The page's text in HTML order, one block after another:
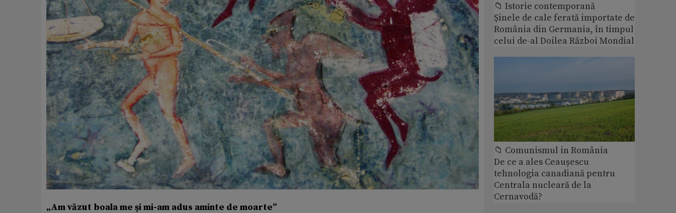
„Am văzut boala me şi mi-am adus aminte de moarte”
📁 Istorie contemporană
Șinele de cale ferată importate de
România din Germania, în timpul
celui de-al Doilea Război Mondial
📁 Comunismul in România
De ce a ales Ceaușescu
tehnologia canadiană pentru
Centrala nucleară de la
Cernavodă?